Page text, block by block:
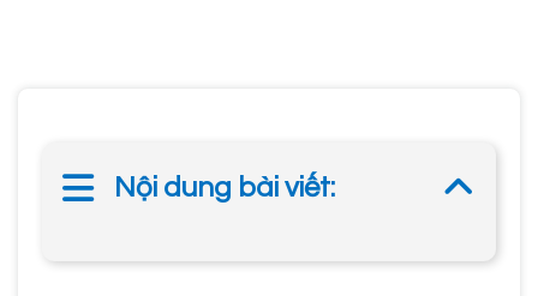
Nội dung bài viết: